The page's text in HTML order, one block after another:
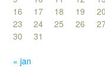
16
17 18 19 20
23
24 25 26
30
31
« jan